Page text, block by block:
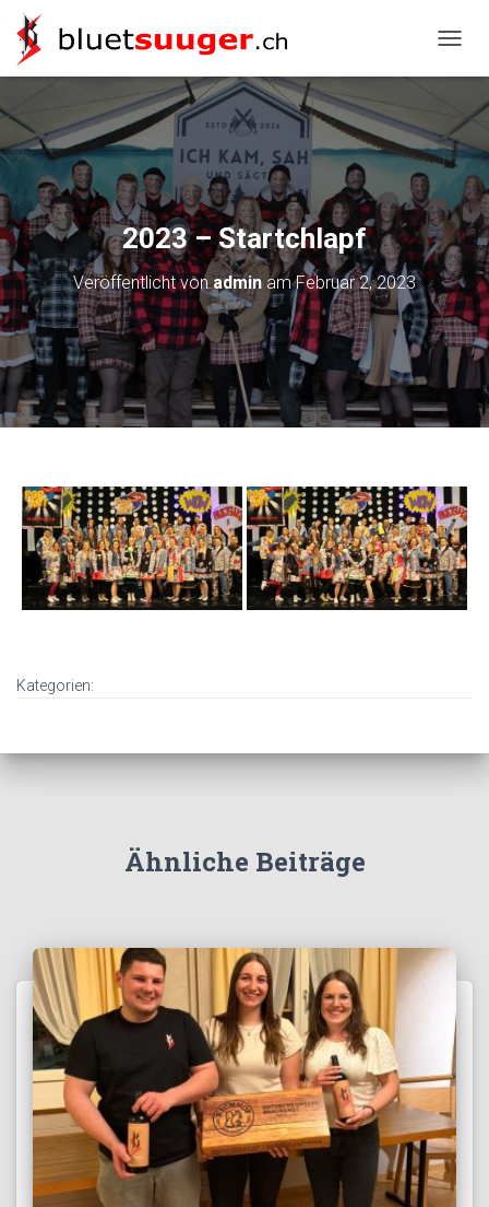
2023 – Startchlapf
Veröffentlicht vonadmin amFebruar 2, 2023
Kategorien:
Ähnliche Beiträge